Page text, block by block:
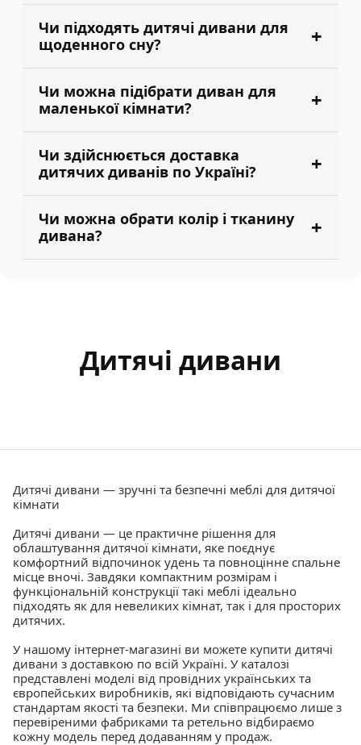
Дитячі дивани
Дитячі дивани — зручні та безпечні меблі для дитячої
кімнати
Дитячі дивани — це практичне рішення для
облаштування дитячої кімнати, яке поєднує
комфортний відпочинок удень та повноцінне спальне
місце вночі. Завдяки компактним розмірам і
функціональній конструкції такі меблі ідеально
підходять як для невеликих кімнат, так і для просторих
дитячих.
У нашому інтернет-магазині ви можете купити дитячі
дивани з доставкою по всій Україні. У каталозі
представлені моделі від провідних українських та
європейських виробників, які відповідають сучасним
стандартам якості та безпеки. Ми співпрацюємо лише з
перевіреними фабриками та ретельно відбираємо
кожну модель перед додаванням у продаж.
Чи підходять дитячі дивани для
щоденного сну?
Чи можна підібрати диван для
маленької кімнати?
Чи здійснюється доставка
дитячих диванів по Україні?
Чи можна обрати колір і тканину
дивана?